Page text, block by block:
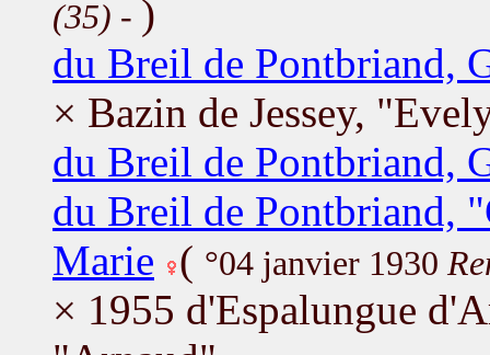
(35) - )
du Breil de Pontbriand,
× Bazin de Jessey,
du Breil de Pontbriand,
du Breil de Pontbriand,
Marie ( °04 janvier 1930
× 1955 d'Espalungue